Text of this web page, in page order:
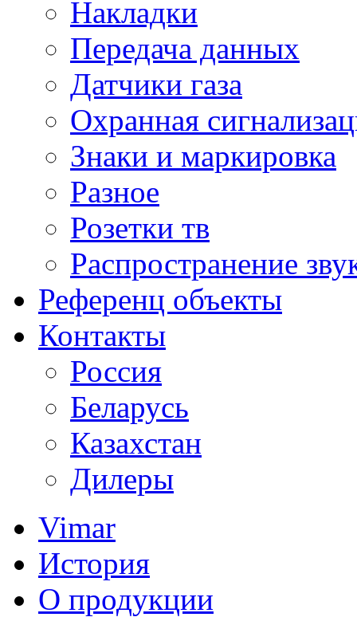
Накладки
Передача данных
Датчики газа
Охранная
Знаки и маркировка
Разное
Розетки тв
Распространение
Референц объекты
Контакты
Россия
Беларусь
Казахстан
Дилеры
Vimar
История
О продукции